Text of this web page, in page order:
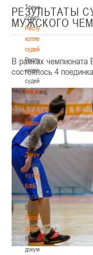
Тренерский
совет
Республиканская
коллегия
судей
Республиканская
коллегия
судей
Контакты
Контакты
Контакты
федерации
Контакты
федерации
Документы
Документы
Устав
БФБ
Устав
БФБ
Регламентирующие
документы
Регламентирующие
документы
РЕЗУЛЬТАТЫ
МУЖСКОГО
В рамках чемпионата
состоялось 4 поединка.